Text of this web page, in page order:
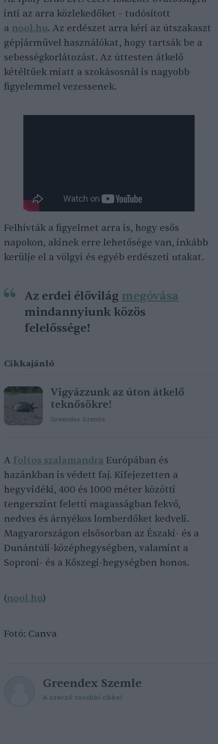
inti az arra közlekedőket – tudósított
a nool.hu. Az erdészet arra kéri az útszakaszt
gépjárművel használókat, hogy tartsák be a
sebességkorlátozást. Az úttesten átkelő
kétéltűek miatt a szokásosnál is nagyobb
figyelemmel vezessenek.
Felhívták a figyelmet arra is, hogy esős
napokon, akinek erre lehetősége van, inkább
kerülje el a völgyi és egyéb erdészeti utakat.
Az erdei élővilág megóvása
mindannyiunk közös
felelőssége!
Cikkajánló
Vigyázzunk az úton átkelő
teknősökre!
Greendex Szemle
A foltos szalamandra Európában és
hazánkban is védett faj. Kifejezetten a
hegyvidéki, 400 és 1000 méter közötti
tengerszint feletti magasságban fekvő,
nedves és árnyékos lomberdőket kedveli.
Magyarországon elsősorban az Északi- és a
Dunántúli-középhegységben, valamint a
Soproni- és a Kőszegi-hegységben honos.
(nool.hu)
Fotó: Canva
Greendex Szemle
A szerző további cikkei